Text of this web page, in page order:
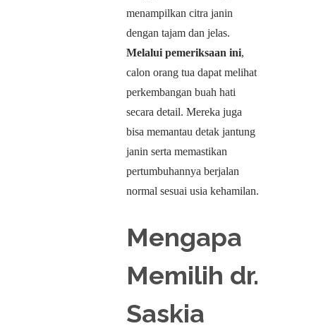
menampilkan citra janin
dengan tajam dan jelas.
Melalui pemeriksaan ini,
calon orang tua dapat melihat
perkembangan buah hati
secara detail. Mereka juga
bisa memantau detak jantung
janin serta memastikan
pertumbuhannya berjalan
normal sesuai usia kehamilan.
Mengapa
Memilih dr.
Saskia